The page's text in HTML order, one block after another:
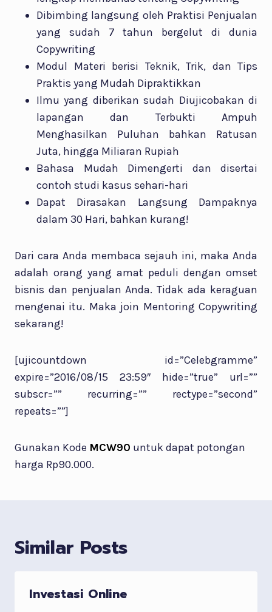
Dibimbing langsung oleh Praktisi Penjualan
yang sudah 7 tahun bergelut di dunia
Copywriting
Modul Materi berisi Teknik, Trik, dan Tips
Praktis yang Mudah Dipraktikkan
Ilmu yang diberikan sudah Diujicobakan di
lapangan dan Terbukti Ampuh
Menghasilkan Puluhan bahkan Ratusan
Juta, hingga Miliaran Rupiah
Bahasa Mudah Dimengerti dan disertai
contoh studi kasus sehari-hari
Dapat Dirasakan Langsung Dampaknya
dalam 30 Hari, bahkan kurang!
Dari cara Anda membaca sejauh ini, maka Anda
adalah orang yang amat peduli dengan omset
bisnis dan penjualan Anda. Tidak ada keraguan
mengenai itu. Maka join Mentoring Copywriting
sekarang!
[ujicountdown id=”Celebgramme”
expire=”2016/08/15 23:59″ hide=”true” url=””
subscr=”” recurring=”” rectype=”second”
repeats=””]
Gunakan Kode MCW90 untuk dapat potongan
harga Rp90.000.
Similar Posts
Investasi Online